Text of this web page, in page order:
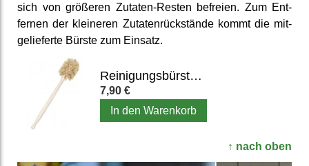
sich von größeren Zutaten-Resten befreien. Zum Ent­
fernen der kleineren Zutaten­rück­stände kommt die mit­
geliefer­te Bürste zum Einsatz.
Reinigungsbürste für Mixbehälter, Entsafter & Flaschen
7,90 €
In den Warenkorb
↑ nach oben